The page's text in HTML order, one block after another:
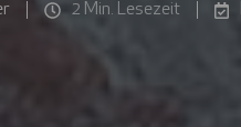
2 Min. Lesezeit